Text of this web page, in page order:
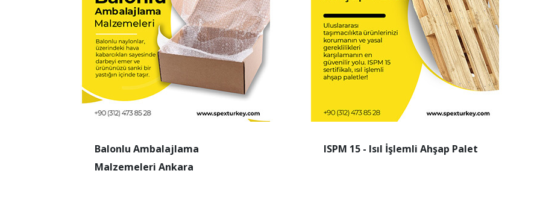
Balonlu Ambalajlama
Malzemeleri Ankara
ISPM 15 - Isıl İşlemli Ahşap Palet